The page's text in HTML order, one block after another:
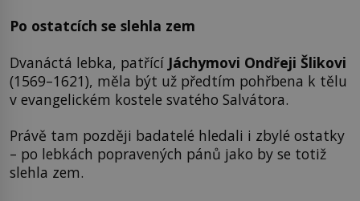
Po ostatcích se slehla zem
Dvanáctá lebka, patřící Jáchymovi Ondřeji Šlikovi
(1569–1621), měla být už předtím pohřbena k tělu
v evangelickém kostele svatého Salvátora.
Právě tam později badatelé hledali i zbylé ostatky
– po lebkách popravených pánů jako by se totiž
slehla zem.